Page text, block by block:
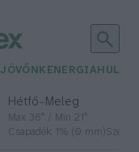
JÖVŐNK ENERGIA
Hétfő– Meleg
Max 36° / Min 21°
Csapadék: 1% (0 mm)Szél: 7